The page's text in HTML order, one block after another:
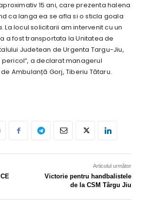
15 ani, care prezenta halena
ca langa ea se afla si o sticla goala
locul solicitarii am intervenit cu un
a fost transportata la Unitatea de
Judetean de Urgenta Targu-Jiu,
a declarat managerul
Ambulanță Gorj, Tiberiu Tătaru.
Articolul următor
Victorie pentru handbalistele
de la CSM Târgu Jiu